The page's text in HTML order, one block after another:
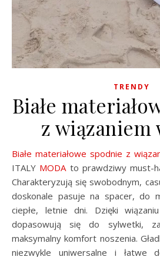
TRENDY
Białe
z wiązaniem
Białe materiałowe spodnie z
ITALY MODAto prawdziwy must-
Charakteryzują się swobodnym,
doskonale pasuje na spacer, do
ciepłe, letnie dni. Dzięki
dopasowują się do sylwetki,
maksymalny komfort noszenia.
niezwykle uniwersalne i łatwe